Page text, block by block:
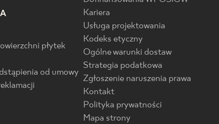
płytek
od umowy
Kariera
Usługa projektowania
Kodeks etyczny
Ogólne warunki dostaw
Strategia podatkowa
Zgłoszenie naruszenia prawa
Kontakt
Polityka prywatności
Mapa strony